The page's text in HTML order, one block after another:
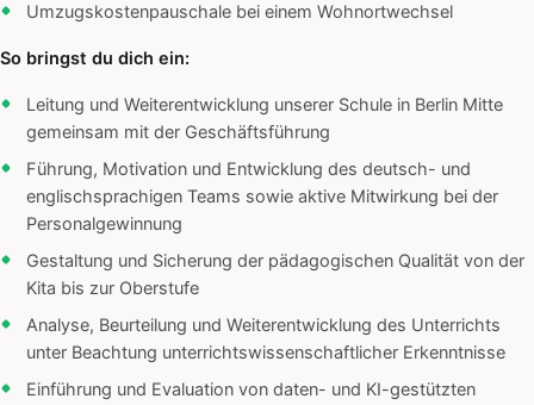
Umzugskostenpauschale bei einem Wohnortwechsel
So bringst du dich ein:
Leitung und Weiterentwicklung unserer Schule in Berlin Mitte
gemeinsam mit der Geschäftsführung
Führung, Motivation und Entwicklung des deutsch- und
englischsprachigen Teams sowie aktive Mitwirkung bei der
Personalgewinnung
Gestaltung und Sicherung der pädagogischen Qualität von der
Kita bis zur Oberstufe
Analyse, Beurteilung und Weiterentwicklung des Unterrichts
unter Beachtung unterrichtswissenschaftlicher Erkenntnisse
Einführung und Evaluation von daten- und KI-gestützten